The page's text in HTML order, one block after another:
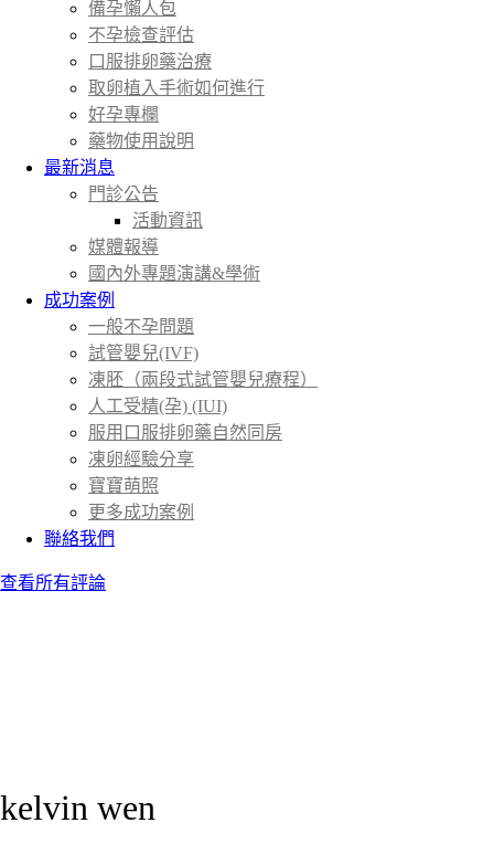
備孕懶人包
不孕檢查評估
口服排卵藥治療
取卵植入手術如何進行
好孕專欄
藥物使用說明
最新消息
門診公告
活動資訊
媒體報導
國內外專題演講&學術
成功案例
一般不孕問題
試管嬰兒(IVF)
凍胚（兩段式試管嬰兒療程）
人工受精(孕) (IUI)
服用口服排卵藥自然同房
凍卵經驗分享
寶寶萌照
更多成功案例
聯絡我們
查看所有評論
kelvin wen